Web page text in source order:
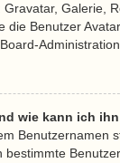
Galerie,
die Benutzer
wie kann ich
Benutzernamen
bestimmte